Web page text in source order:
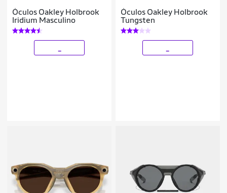
Óculos Oakley Holbrook
Iridium Masculino
Óculos Oakley Holbrook
Tungsten